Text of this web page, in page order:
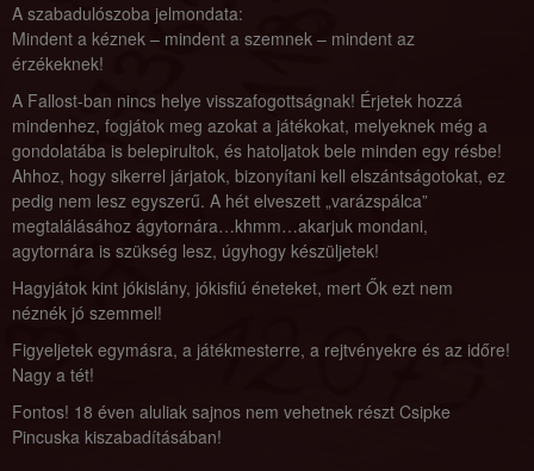
A szabadulószoba jelmondata:
Mindent a kéznek – mindent a szemnek – mindent az
érzékeknek!
A Fallost-ban nincs helye visszafogottságnak! Érjetek hozzá
mindenhez, fogjátok meg azokat a játékokat, melyeknek még a
gondolatába is belepirultok, és hatoljatok bele minden egy résbe!
Ahhoz, hogy sikerrel járjatok, bizonyítani kell elszántságotokat, ez
pedig nem lesz egyszerű. A hét elveszett „varázspálca”
megtalálásához ágytornára…khmm…akarjuk mondani,
agytornára is szükség lesz, úgyhogy készüljetek!
Hagyjátok kint jókislány, jókisfiú éneteket, mert Ők ezt nem
néznék jó szemmel!
Figyeljetek egymásra, a játékmesterre, a rejtvényekre és az időre!
Nagy a tét!
Fontos! 18 éven aluliak sajnos nem vehetnek részt Csipke
Pincuska kiszabadításában!